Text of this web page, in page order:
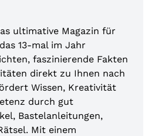
ultimative Magazin für
13-mal im Jahr
faszinierende Fakten
direkt zu Ihnen nach
Wissen, Kreativität
durch gut
Bastelanleitungen,
Mit einem